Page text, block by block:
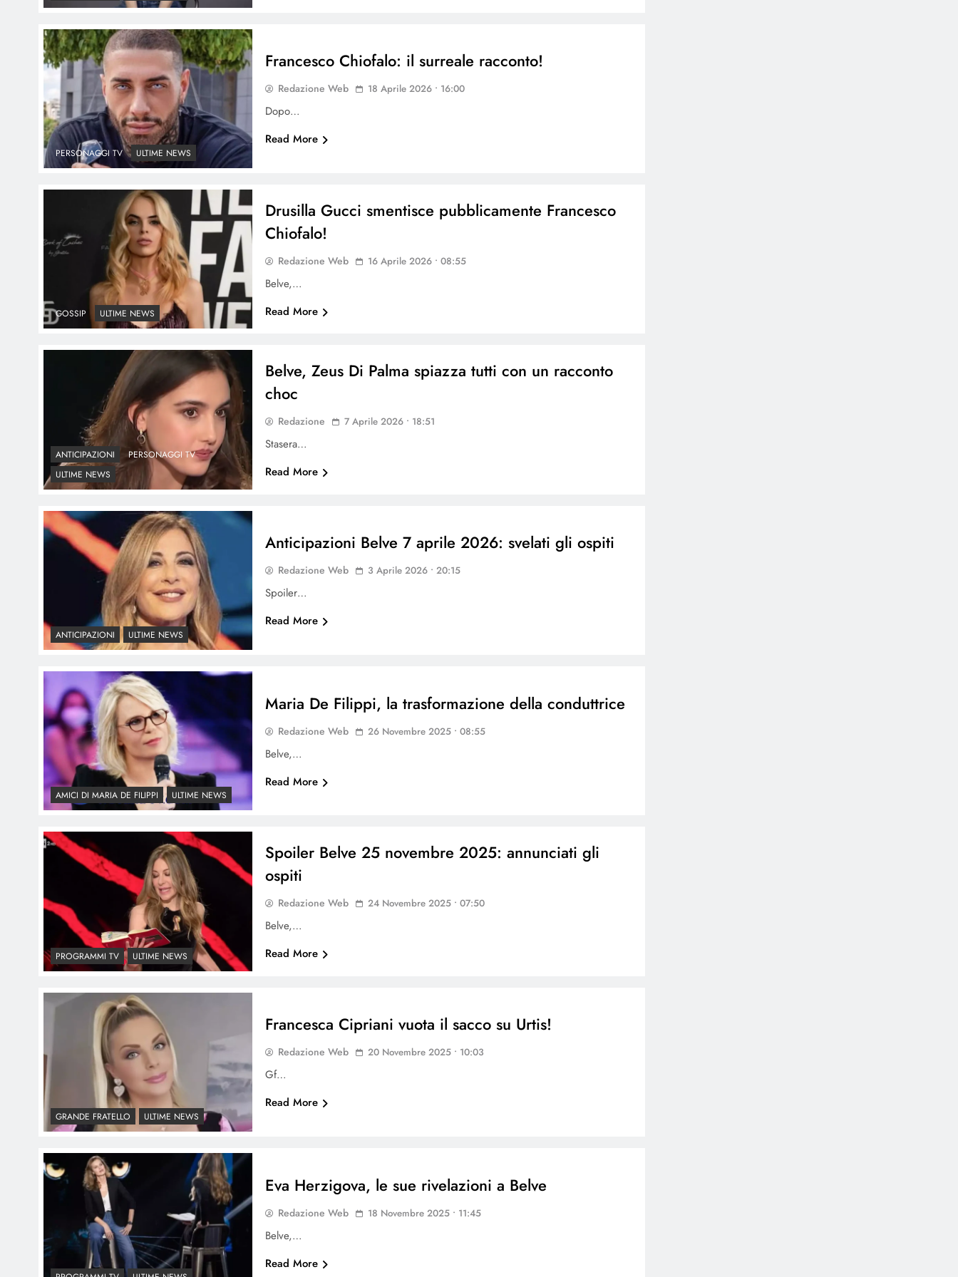
PERSONAGGI TV ULTIME NEWS
Francesco Chiofalo: il surreale racconto!
Redazione Web 18 Aprile 2026 • 16:00
Dopo…
Read More
GOSSIP ULTIME NEWS
Drusilla Gucci smentisce pubblicamente Francesco
Chiofalo!
Redazione Web 16 Aprile 2026 • 08:55
Belve,…
Read More
ANTICIPAZIONI
PERSONAGGI TV
ULTIME NEWS
Belve, Zeus Di Palma spiazza tutti con un racconto
choc
Redazione 7 Aprile 2026 • 18:51
Stasera…
Read More
ANTICIPAZIONI ULTIME NEWS
Anticipazioni Belve 7 aprile 2026: svelati gli ospiti
Redazione Web 3 Aprile 2026 • 20:15
Spoiler…
Read More
AMICI DI MARIA DE FILIPPI ULTIME NEWS
Maria De Filippi, la trasformazione della conduttrice
Redazione Web 26 Novembre 2025 • 08:55
Belve,…
Read More
PROGRAMMI TV ULTIME NEWS
Spoiler Belve 25 novembre 2025: annunciati gli
ospiti
Redazione Web 24 Novembre 2025 • 07:50
Belve,…
Read More
GRANDE FRATELLO ULTIME NEWS
Francesca Cipriani vuota il sacco su Urtis!
Redazione Web 20 Novembre 2025 • 10:03
Gf…
Read More
Eva Herzigova, le sue rivelazioni a Belve
Redazione Web 18 Novembre 2025 • 11:45
Belve,…
Read More